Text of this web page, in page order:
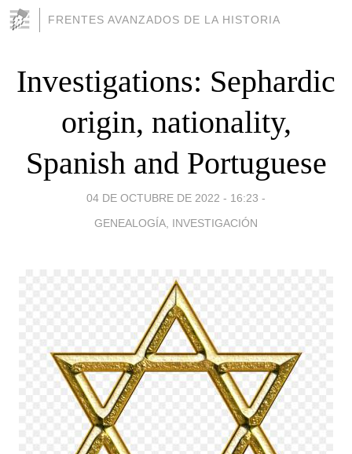
FRENTES AVANZADOS DE LA HISTORIA
Investigations: Sephardic
origin, nationality,
Spanish and Portuguese
04 DE OCTUBRE DE 2022 - 16:23 -
GENEALOGÍA, INVESTIGACIÓN